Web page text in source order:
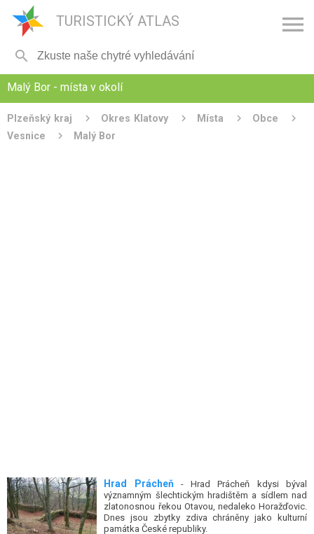
TURISTICKÝ ATLAS 

Malý Bor - místa v okolí
Plzeňský kraj Okres Klatovy Místa
Obce
Vesnice
Malý Bor
Hrad Prácheň- Hrad Prácheň kdysi býval
významným šlechtickým hradištěm a sídlem nad
zlatonosnou řekou Otavou, nedaleko Horažďovic.
Dnes jsou zbytky zdiva chráněny jako kulturní
památka České republiky.